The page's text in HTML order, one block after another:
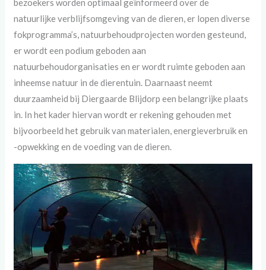
bezoekers worden optimaal geïnformeerd over de
natuurlijke verblijfsomgeving van de dieren, er lopen diverse
fokprogramma’s, natuurbehoudprojecten worden gesteund,
er wordt een podium geboden aan
natuurbehoudorganisaties en er wordt ruimte geboden aan
inheemse natuur in de dierentuin. Daarnaast neemt
duurzaamheid bij Diergaarde Blijdorp een belangrijke plaats
in. In het kader hiervan wordt er rekening gehouden met
bijvoorbeeld het gebruik van materialen, energieverbruik en
-opwekking en de voeding van de dieren.